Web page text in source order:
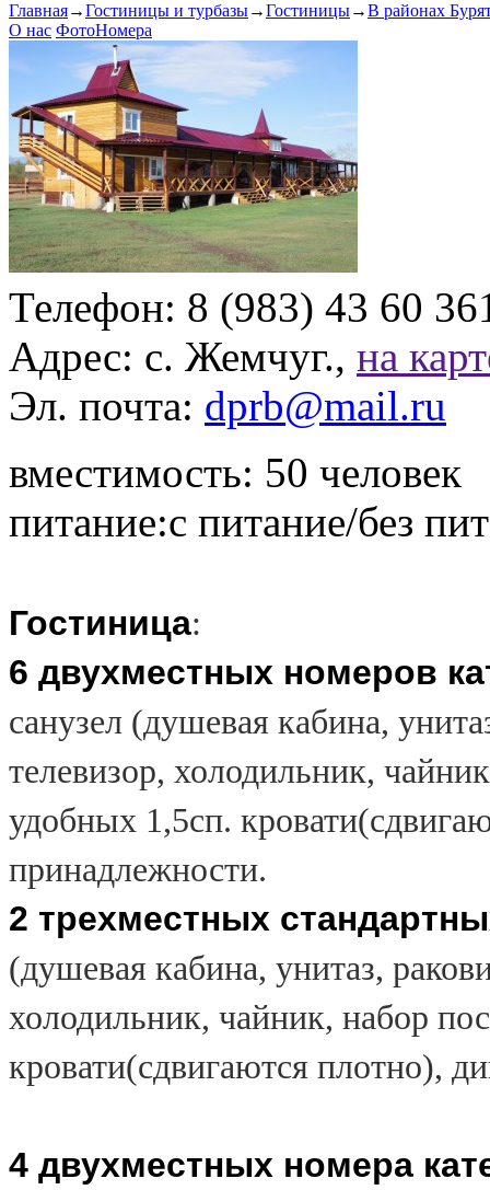
Главная→Гостиницы и турбазы→Гостиницы→В районах
О нас ФотоНомера
Телефон: 8 (983) 43 60
Адрес: с. Жемчуг., на
Эл. почта: dprb@mail.ru
вместимость: 50 человек
питание:с питание/без
Гостиница:
6 двухместных номеров
санузел (душевая кабина,
телевизор, холодильник,
удобных 1,5сп.
принадлежности.
2 трехместных
(душевая кабина, унитаз,
холодильник, чайник, набор
кровати(сдвигаются плотно),
4 двухместных номера